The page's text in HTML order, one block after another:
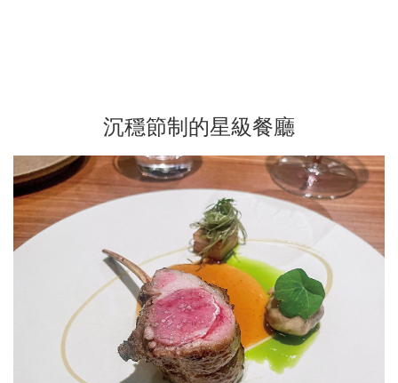
沉穩節制的星級餐廳